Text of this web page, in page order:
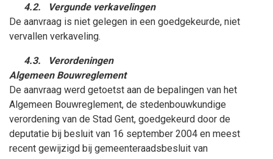
4.2.
Vergunde verkavelingen
De aanvraag is niet gelegen in een goedgekeurde, niet
vervallen verkaveling.
4.3.
Verordeningen
Algemeen Bouwreglement
De aanvraag werd getoetst aan de bepalingen van het
Algemeen Bouwreglement, de stedenbouwkundige
verordening van de Stad Gent, goedgekeurd door de
deputatie bij besluit van 16 september 2004 en meest
recent gewijzigd bij gemeenteraadsbesluit van